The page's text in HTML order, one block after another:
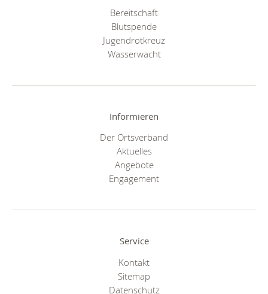
Bereitschaft
Blutspende
Jugendrotkreuz
Wasserwacht
Informieren
Der Ortsverband
Aktuelles
Angebote
Engagement
Service
Kontakt
Sitemap
Datenschutz